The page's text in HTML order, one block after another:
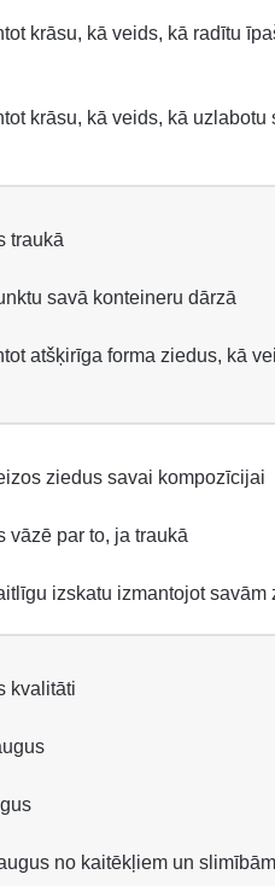
krāsu, kā veids, kā radītu
krāsu, kā veids, kā
traukā
savā konteineru dārzā
atšķirīga forma ziedus, kā
ziedus savai kompozīcijai
vāzē par to, ja traukā
izskatu izmantojot
kvalitāti
no kaitēkļiem un